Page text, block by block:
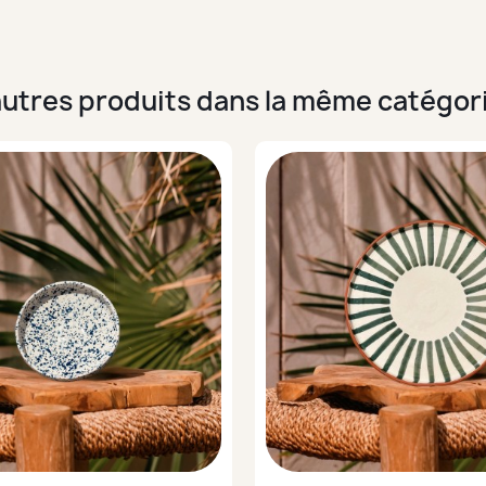
produits dans la même